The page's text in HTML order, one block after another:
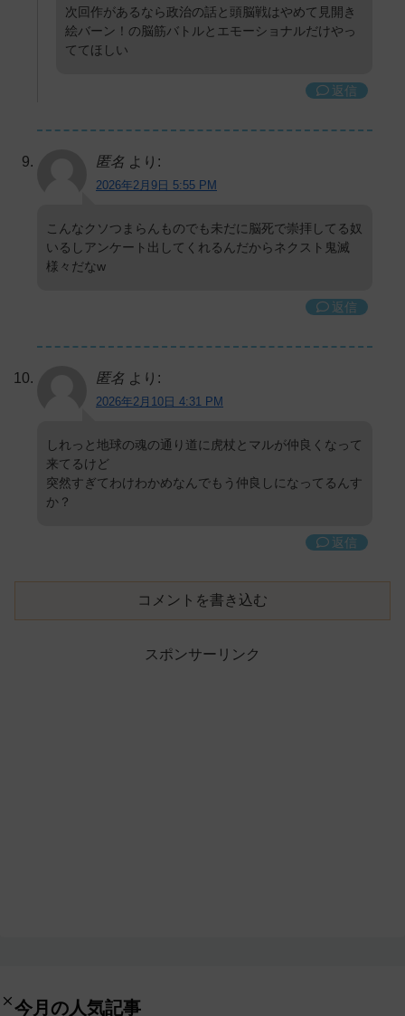
次回作があるなら政治の話と頭脳戦はやめて見開き
絵バーン！の脳筋バトルとエモーショナルだけやっ
ててほしい
返信
匿名 より:
2026年2月9日 5:55 PM
こんなクソつまらんものでも未だに脳死で崇拝してる奴
いるしアンケート出してくれるんだからネクスト鬼滅
様々だなw
返信
匿名 より:
2026年2月10日 4:31 PM
しれっと地球の魂の通り道に虎杖とマルが仲良くなって
来てるけど
突然すぎてわけわかめなんでもう仲良しになってるんす
か？
返信
コメントを書き込む
スポンサーリンク
今月の人気記事